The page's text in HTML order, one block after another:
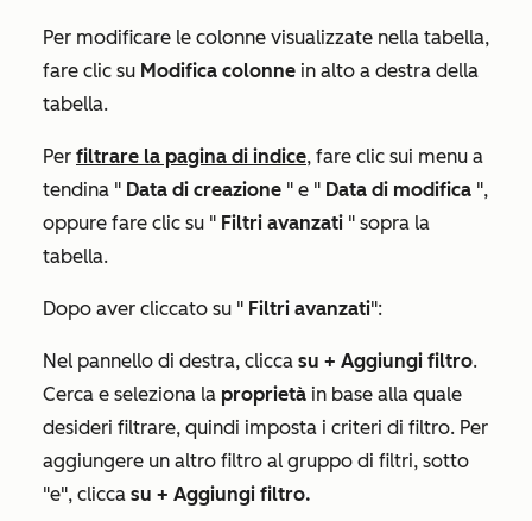
Per modificare le colonne visualizzate nella tabella,
fare clic su Modifica colonne in alto a destra della
tabella.
Per filtrare la pagina di indice, fare clic sui menu a
tendina " Data di creazione " e " Data di modifica ",
oppure fare clic su " Filtri avanzati " sopra la
tabella.
Dopo aver cliccato su " Filtri avanzati":
Nel pannello di destra, clicca su + Aggiungi filtro.
Cerca e seleziona la proprietà in base alla quale
desideri filtrare, quindi imposta i criteri di filtro. Per
aggiungere un altro filtro al gruppo di filtri, sotto
"e", clicca su + Aggiungi filtro.